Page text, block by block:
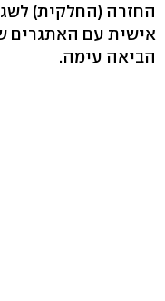
החזרה (החלקית)
אישית עם האתגרים
הביאה עימה.